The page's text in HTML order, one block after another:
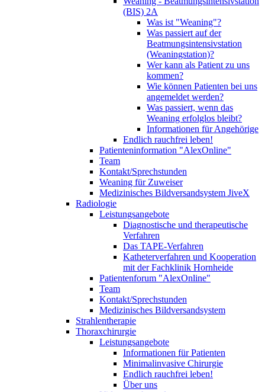
(BIS) 2A
Was ist "Weaning"?
Was passiert auf der
Beatmungsintensivstation
(Weaningstation)?
Wer kann als Patient zu uns
kommen?
Wie können Patienten bei uns
angemeldet werden?
Was passiert, wenn das
Weaning erfolglos bleibt?
Informationen für Angehörige
Endlich rauchfrei leben!
Patienteninformation "AlexOnline"
Team
Kontakt/Sprechstunden
Weaning für Zuweiser
Medizinisches Bildversandsystem JiveX
Radiologie
Leistungsangebote
Diagnostische und therapeutische
Verfahren
Das TAPE-Verfahren
Katheterverfahren und Kooperation
mit der Fachklinik Hornheide
Patientenforum "AlexOnline"
Team
Kontakt/Sprechstunden
Medizinisches Bildversandsystem
Strahlentherapie
Thoraxchirurgie
Leistungsangebote
Informationen für Patienten
Minimalinvasive Chirurgie
Endlich rauchfrei leben!
Über uns